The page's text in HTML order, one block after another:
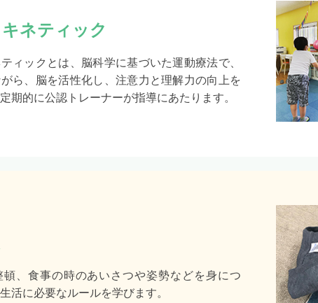
ネティック
ィックとは、脳科学に基づいた運動療法で、
ら、脳を活性化し、注意力と理解力の向上を
期的に公認トレーナーが指導にあたります。
頓、食事の時のあいさつや姿勢などを身につ
活に必要なルールを学びます。